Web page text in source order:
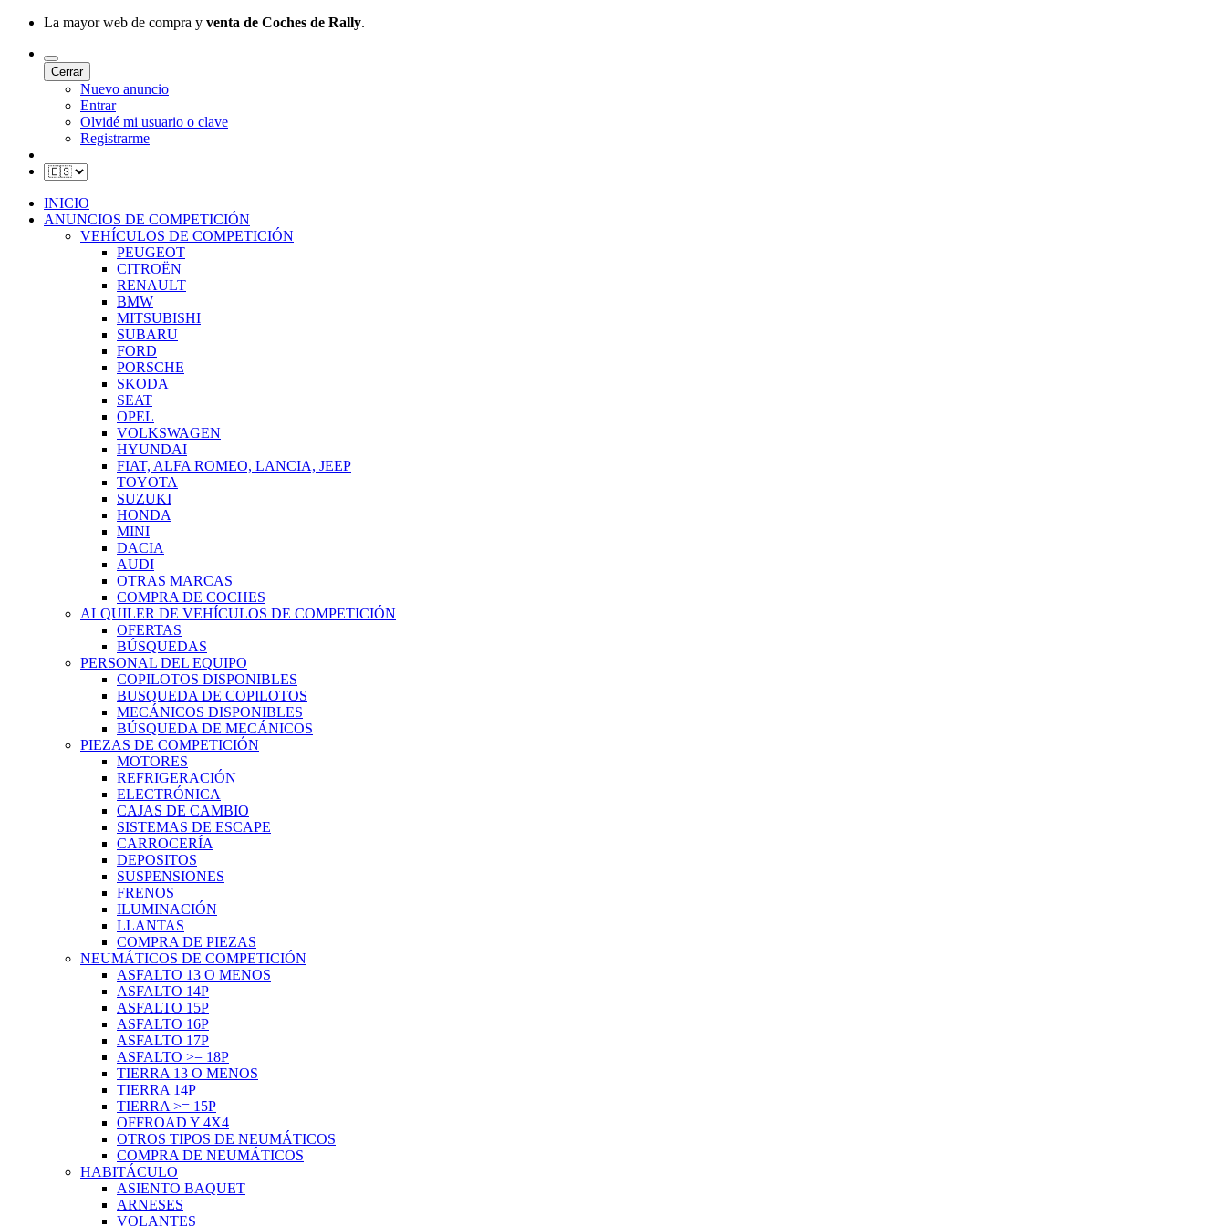
La mayor web de compra y venta de Coches de Rally.
Cerrar
Nuevo anuncio
Entrar
Olvidé mi usuario o clave
Registrarme
INICIO
ANUNCIOS DE COMPETICIÓN
VEHÍCULOS DE COMPETICIÓN
PEUGEOT
CITROËN
RENAULT
BMW
MITSUBISHI
SUBARU
FORD
PORSCHE
SKODA
SEAT
OPEL
VOLKSWAGEN
HYUNDAI
FIAT, ALFA ROMEO, LANCIA, JEEP
TOYOTA
SUZUKI
HONDA
MINI
DACIA
AUDI
OTRAS MARCAS
COMPRA DE COCHES
ALQUILER DE VEHÍCULOS DE COMPETICIÓN
OFERTAS
BÚSQUEDAS
PERSONAL DEL EQUIPO
COPILOTOS DISPONIBLES
BUSQUEDA DE COPILOTOS
MECÁNICOS DISPONIBLES
BÚSQUEDA DE MECÁNICOS
PIEZAS DE COMPETICIÓN
MOTORES
REFRIGERACIÓN
ELECTRÓNICA
CAJAS DE CAMBIO
SISTEMAS DE ESCAPE
CARROCERÍA
DEPOSITOS
SUSPENSIONES
FRENOS
ILUMINACIÓN
LLANTAS
COMPRA DE PIEZAS
NEUMÁTICOS DE COMPETICIÓN
ASFALTO 13 O MENOS
ASFALTO 14P
ASFALTO 15P
ASFALTO 16P
ASFALTO 17P
ASFALTO >= 18P
TIERRA 13 O MENOS
TIERRA 14P
TIERRA >= 15P
OFFROAD Y 4X4
OTROS TIPOS DE NEUMÁTICOS
COMPRA DE NEUMÁTICOS
HABITÁCULO
ASIENTO BAQUET
ARNESES
VOLANTES